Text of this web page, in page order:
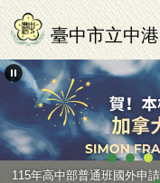
跳
到
主
要
區
臺中市立中
115年高中部普通班國外申